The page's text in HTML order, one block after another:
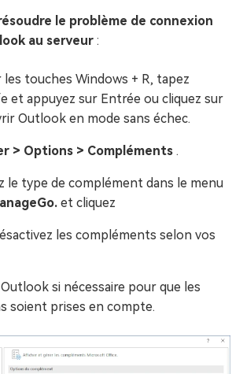
le problème de connexion
au serveur :
touches Windows + R, tapez
et appuyez sur Entrée ou cliquez sur
Outlook en mode sans échec.
> Options > Compléments .
le type de complément dans le menu
et cliquez
les compléments selon vos
si nécessaire pour que les
soient prises en compte.